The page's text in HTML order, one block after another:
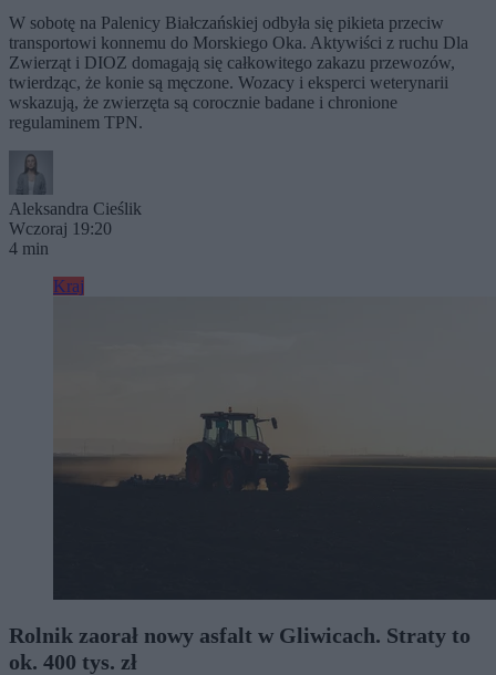
W sobotę na Palenicy Białczańskiej odbyła się pikieta przeciw
transportowi konnemu do Morskiego Oka. Aktywiści z ruchu Dla
Zwierząt i DIOZ domagają się całkowitego zakazu przewozów,
twierdząc, że konie są męczone. Wozacy i eksperci weterynarii
wskazują, że zwierzęta są corocznie badane i chronione
regulaminem TPN.
Aleksandra Cieślik
Wczoraj 19:20
4 min
Kraj
Rolnik zaorał nowy asfalt w Gliwicach. Straty to
ok. 400 tys. zł